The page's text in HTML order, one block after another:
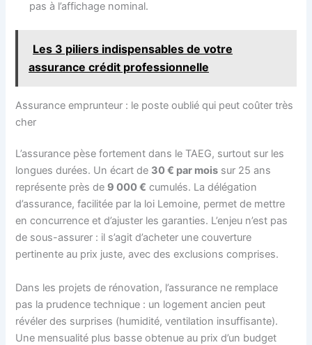
pas à l’affichage nominal.
Les 3 piliers indispensables de votre
assurance crédit professionnelle
Assurance emprunteur : le poste oublié qui peut coûter très
cher
L’assurance pèse fortement dans le TAEG, surtout sur les
longues durées. Un écart de 30 € par mois sur 25 ans
représente près de 9 000 € cumulés. La délégation
d’assurance, facilitée par la loi Lemoine, permet de mettre
en concurrence et d’ajuster les garanties. L’enjeu n’est pas
de sous-assurer : il s’agit d’acheter une couverture
pertinente au prix juste, avec des exclusions comprises.
Dans les projets de rénovation, l’assurance ne remplace
pas la prudence technique : un logement ancien peut
révéler des surprises (humidité, ventilation insuffisante).
Une mensualité plus basse obtenue au prix d’un budget